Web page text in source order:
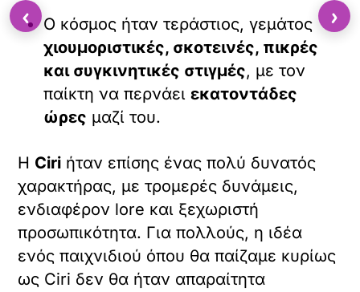
Ο κόσμος ήταν τεράστιος, γεμάτος
χιουμοριστικές, σκοτεινές, πικρές
και συγκινητικές στιγμές, με τον
παίκτη να περνάειεκατοντάδες
ώρες μαζί του.
Η Ciri ήταν επίσης ένας πολύ δυνατός
χαρακτήρας, με τρομερές δυνάμεις,
ενδιαφέρον lore και ξεχωριστή
προσωπικότητα. Για πολλούς, η ιδέα
ενός παιχνιδιού όπου θα παίζαμε κυρίως
ως Ciri δεν θα ήταν απαραίτητα
‹ ›